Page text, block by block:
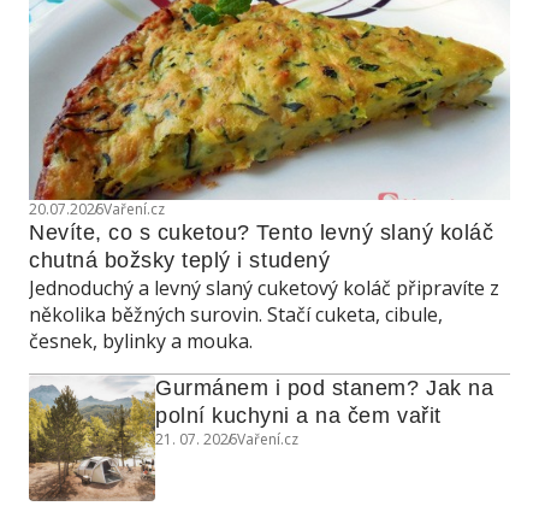
20.07.2026Vaření.cz
Nevíte, co s cuketou? Tento levný slaný koláč
chutná božsky teplý i studený
Jednoduchý a levný slaný cuketový koláč připravíte z
několika běžných surovin. Stačí cuketa, cibule,
česnek, bylinky a mouka.
Gurmánem i pod stanem? Jak na
polní kuchyni a na čem vařit
21. 07. 2026Vaření.cz